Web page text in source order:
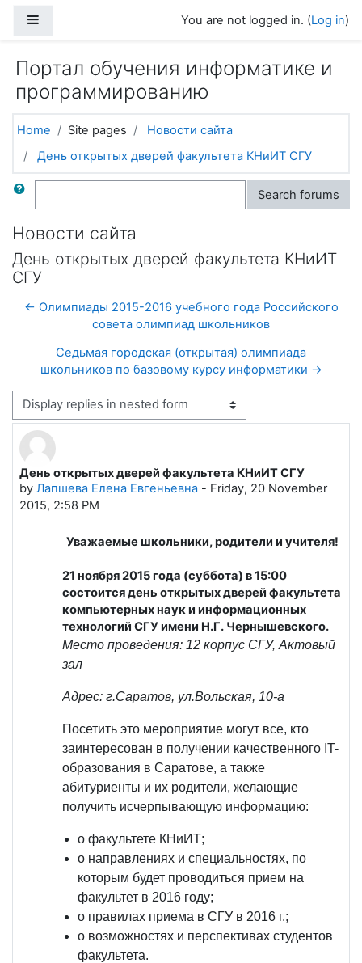
You are not logged in. (Log in)
Портал обучения информатике и
программированию
Home Site pages
Новости сайта
День открытых дверей факультета КНиИТ СГУ
Search Search forums
Новости сайта
День открытых дверей факультета КНиИТ
СГУ
← Олимпиады 2015-2016 учебного года Российского
совета олимпиад школьников
Седьмая городская (открытая) олимпиада
школьников по базовому курсу информатики →
Display mode
День открытых дверей факультета КНиИТ СГУ
by Лапшева Елена Евгеньевна - Friday, 20 November
2015, 2:58 PM
Number of replies: 0
Уважаемые школьники, родители и учителя!
21 ноября 2015 года (суббота) в 15:00
состоится день открытых дверей факультета
компьютерных наук и информационных
технологий СГУ имени Н.Г. Чернышевского.
Место проведения: 12 корпус СГУ, Актовый
зал
Адрес: г.Саратов, ул.Вольская, 10-а
Посетить это мероприятие могут все, кто
заинтересован в получении качественного IT-
образования в Саратове, а также
абитуриенты и их родители, желающие
получить исчерпывающую информацию:
о факультете КНиИТ;
о направлениях и специальностях, по
которым будет проводиться прием на
факультет в 2016 году;
о правилах приема в СГУ в 2016 г.;
о возможностях и перспективах студентов
факультета.